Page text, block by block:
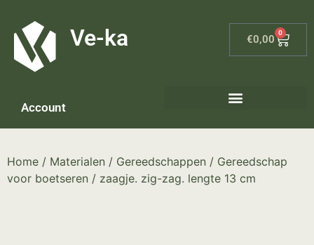
Ve-ka €0,00
0
Account
Home / Materialen / Gereedschappen / Gereedschap
voor boetseren / zaagje. zig-zag. lengte 13 cm